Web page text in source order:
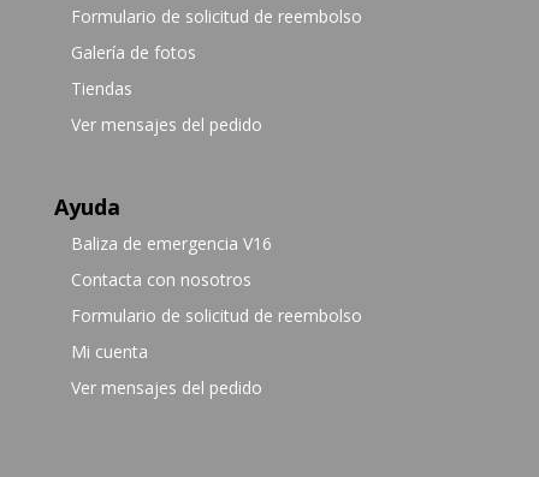
Formulario de solicitud de reembolso
Galería de fotos
Tiendas
Ver mensajes del pedido
Ayuda
Baliza de emergencia V16
Contacta con nosotros
Formulario de solicitud de reembolso
Mi cuenta
Ver mensajes del pedido